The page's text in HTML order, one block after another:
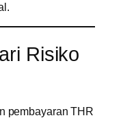
Risiko
pembayaran THR